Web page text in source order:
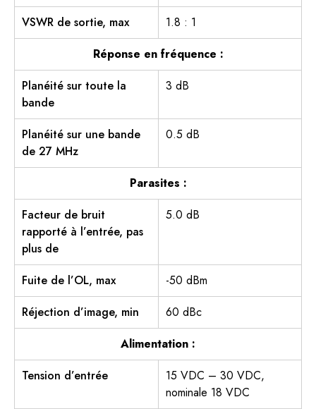
VSWR de sortie, max
1.8 : 1
Réponse en fréquence :
Planéité sur toute la
bande
3 dB
Planéité sur une bande
de 27 MHz
0.5 dB
Parasites :
Facteur de bruit
rapporté à l’entrée, pas
plus de
5.0 dB
Fuite de l’OL, max
-50 dBm
Réjection d’image, min
60 dBc
Alimentation :
Tension d’entrée
15 VDC – 30 VDC,
nominale 18 VDC